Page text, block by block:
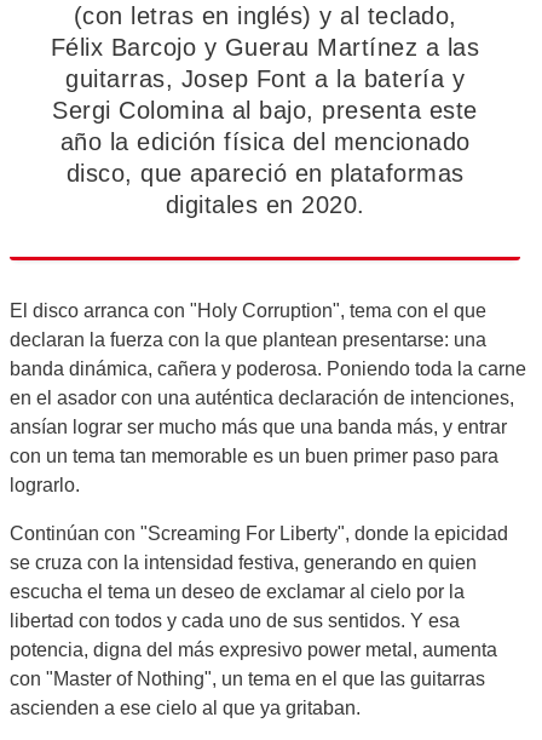
(con letras en inglés) y al teclado,
Félix Barcojo y Guerau Martínez a las
guitarras, Josep Font a la batería y
Sergi Colomina al bajo, presenta este
año la edición física del mencionado
disco, que apareció en plataformas
digitales en 2020.
El disco arranca con "Holy Corruption", tema con el que
declaran la fuerza con la que plantean presentarse: una
banda dinámica, cañera y poderosa. Poniendo toda la carne
en el asador con una auténtica declaración de intenciones,
ansían lograr ser mucho más que una banda más, y entrar
con un tema tan memorable es un buen primer paso para
lograrlo.
Continúan con "Screaming For Liberty", donde la epicidad
se cruza con la intensidad festiva, generando en quien
escucha el tema un deseo de exclamar al cielo por la
libertad con todos y cada uno de sus sentidos. Y esa
potencia, digna del más expresivo power metal, aumenta
con "Master of Nothing", un tema en el que las guitarras
ascienden a ese cielo al que ya gritaban.